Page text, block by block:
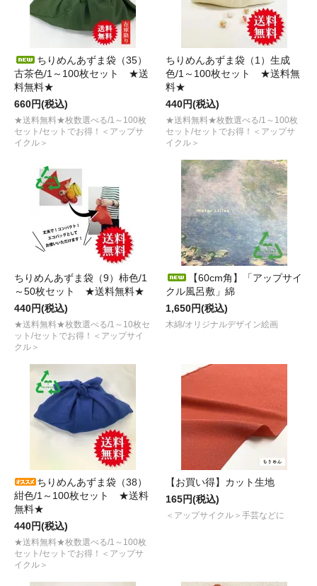
ちりめんあずま袋（35）
古茶色/1～100枚セット ★送
料無料★
660円(税込)
★送料無料★枚数選べる/1～100枚
セット/セットでお得！＜アップサ
イクル＞
ちりめんあずま袋（1）生成
色/1～100枚セット ★送料無
料★
440円(税込)
★送料無料★枚数選べる/1～100枚
セット/セットでお得！＜アップサ
イクル＞
ちりめんあずま袋（9）柿色/1
～50枚セット ★送料無料★
440円(税込)
★送料無料★枚数選べる/1～10枚セ
ット/セットでお得！＜アップサイ
クル＞
【60cm角】「アップサイ
クル風呂敷」綿
1,650円(税込)
木綿/オリジナルデザイン絵画
ちりめんあずま袋（38）
紺色/1～100枚セット ★送料
無料★
440円(税込)
★送料無料★枚数選べる/1～100枚
セット/セットでお得！＜アップサ
イクル＞
【お買い得】カット生地
165円(税込)
＜アップサイクル＞手芸などに